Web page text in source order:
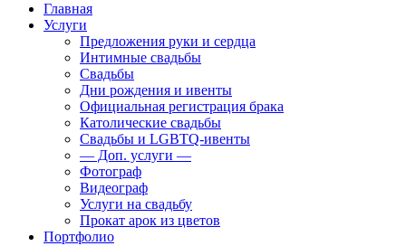
Главная
Услуги
Предложения руки и сердца
Интимные свадьбы
Свадьбы
Дни рождения и ивенты
Официальная регистрация брака
Католические свадьбы
Свадьбы и LGBTQ-ивенты
— Доп. услуги —
Фотограф
Видеограф
Услуги на свадьбу
Прокат арок из цветов
Портфолио